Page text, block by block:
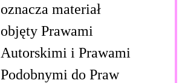
oznacza materiał
objęty Prawami
Autorskimi i Prawami
Podobnymi do Praw